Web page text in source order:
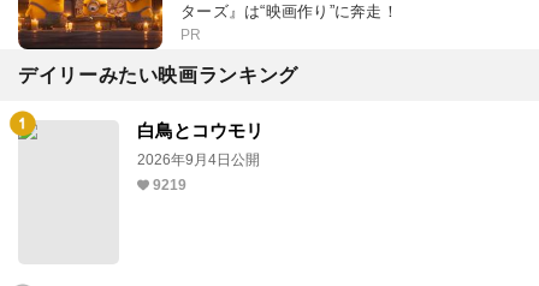
ターズ』は“映画作り”に奔走！
PR
デイリーみたい映画ランキング
白鳥とコウモリ
2026年9月4日公開
9219